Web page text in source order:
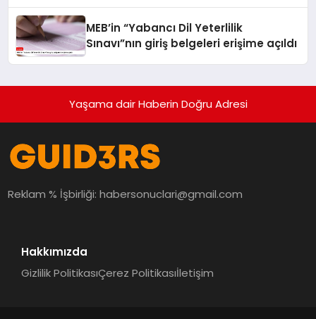
MEB’in “Yabancı Dil Yeterlilik
Sınavı”nın giriş belgeleri erişime açıldı
Yaşama dair Haberin Doğru Adresi
Reklam % İşbirliği:habersonuclari@gmail.com
Hakkımızda
Gizlilik PolitikasıÇerez Politikasıİletişim